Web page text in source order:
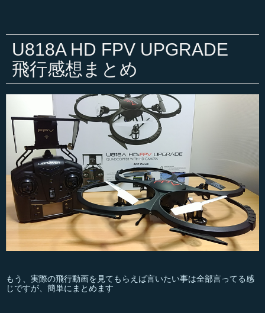
U818A HD FPV UPGRADE
飛行感想まとめ
もう、実際の飛行動画を見てもらえば言いたい事は全部言ってる感
じですが、簡単にまとめます